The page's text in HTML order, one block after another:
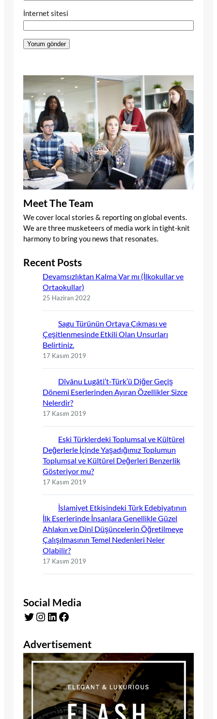
İnternet sitesi
Meet The Team
We cover local stories & reporting on global events.
We are three musketeers of media work in tight-knit
harmony to bring you news that resonates.
Recent Posts
Devamsızlıktan Kalma Var mı (İlkokullar ve
Ortaokullar)
25 Haziran 2022
Sagu Türünün Ortaya Çıkması ve
Çeşitlenmesinde Etkili Olan Unsurları
Belirtiniz.
17 Kasım 2019
Dîvânu Lugâti’t-Türk’ü Diğer Geçiş
Dönemi Eserlerinden Ayıran Özellikler Sizce
Nelerdir?
17 Kasım 2019
Eski Türklerdeki Toplumsal ve Kültürel
Değerlerle İçinde Yaşadığımız Toplumun
Toplumsal ve Kültürel Değerleri Benzerlik
Gösteriyor mu?
17 Kasım 2019
İslamiyet Etkisindeki Türk Edebiyatının
İlk Eserlerinde İnsanlara Genellikle Güzel
Ahlakın ve Dinî Düşüncelerin Öğretilmeye
Çalışılmasının Temel Nedenleri Neler
Olabilir?
17 Kasım 2019
Social Media
Twitter Instagram LinkedIn Facebook
Advertisement